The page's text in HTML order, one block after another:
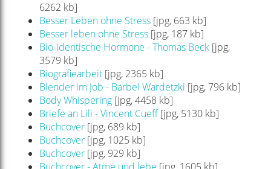
6262 kb]
Besser Leben ohne Stress[jpg, 663 kb]
Besser leben ohne Stress[jpg, 187 kb]
Bio-identische Hormone - Thomas Beck[jpg,
3579 kb]
Biografiearbeit[jpg, 2365 kb]
Blender im Job - Bärbel Wardetzki [jpg, 796 kb]
Body Whispering[jpg, 4458 kb]
Briefe an Lili - Vincent Cueff[jpg, 5130 kb]
Buchcover[jpg, 689 kb]
Buchcover[jpg, 1025 kb]
Buchcover[jpg, 929 kb]